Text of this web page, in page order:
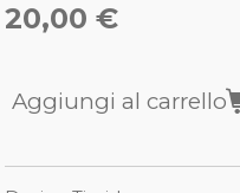
20,00 €
Aggiungi al carrello